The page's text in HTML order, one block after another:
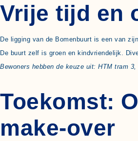
Vrije tijd en
De ligging van de Bomenbuurt is een van
De buurt zelf is groen en kindvriendelijk.
Bewoners hebben de keuze uit: HTM tram
Toekomst:
make-over